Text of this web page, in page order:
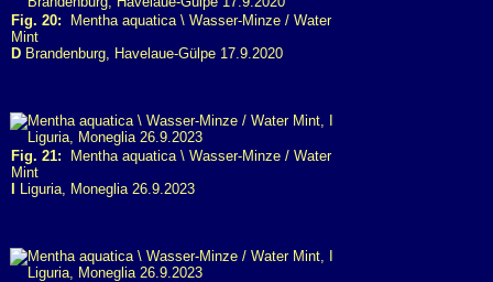
Fig. 20: Mentha aquatica \ Wasser-Minze / Water
Mint
D Brandenburg, Havelaue-Gülpe 17.9.2020
Fig. 21: Mentha aquatica \ Wasser-Minze / Water
Mint
Liguria, Moneglia 26.9.2023